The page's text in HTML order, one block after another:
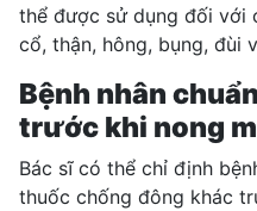
thể được sử dụng đối với
cổ, thận, hông, bụng, đùi
Bệnh nhân
trước khi nong
Bác sĩ có thể chỉ định
thuốc chống đông khác